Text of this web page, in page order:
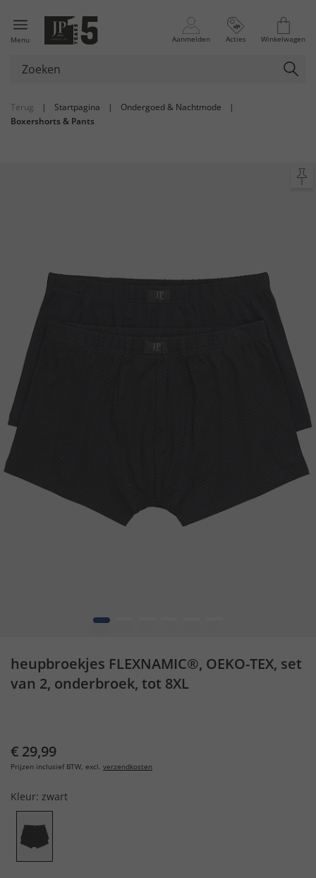
Menu Aanmelden Acties Winkelwagen
Terug | Startpagina | Ondergoed & Nachtmode
|
Boxershorts & Pants
1
heupbroekjes FLEXNAMIC®, OEKO-TEX, set
van 2, onderbroek, tot 8XL
€ 29,99
Prijzen inclusief BTW, excl. verzendkosten
Kleur: zwart